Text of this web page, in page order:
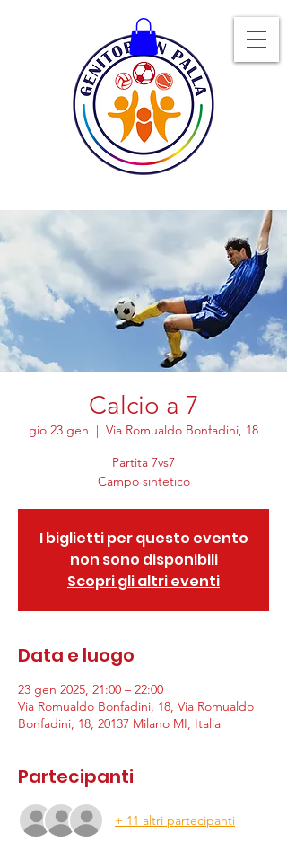
Calcio a 7
gio 23 gen
  |
Via Romualdo Bonfadini, 18
Partita 7vs7
Campo sintetico
I biglietti per questo evento
non sono disponibili
Scopri gli altri eventi
Data e luogo
23 gen 2025, 21:00 – 22:00
Via Romualdo Bonfadini, 18, Via Romualdo
Bonfadini, 18, 20137 Milano MI, Italia
Partecipanti
+ 11 altri partecipanti